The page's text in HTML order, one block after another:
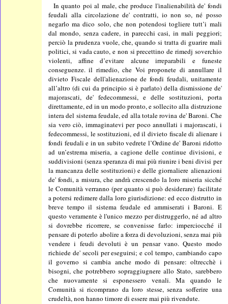
In quanto poi al male, che produce l'inalienabilità de' fondi
feudali alla circolazione de' contratti, io non so, né posso
negarlo ma dico solo, che non potendosi togliere tutt’i mali
dal mondo, senza cadere, in parecchi casi, in mali peggiori;
perciò la prudenza vuole, che, quando si tratta di guarire mali
politici, si vada cauto, e non si precettino de rimedj soverchio
violenti, affine d’evitare alcune irreparabili e funeste
conseguenze. il rimedio, che Voi proponete di annullare il
divieto Fiscale dell'alienazione de fondi feudali, unitamente
all’altro (di cui da principio si è parlato) della dismissione de'
majorascati, de' fedecommessi, e delle sostituzioni, porta
direttamente, ed in un modo pronto, e sollecito alla distruzione
intera del sistema feudale, ed alla totale rovina de' Baroni. Che
sia vero ciò, immaginatevi per poco annullati i majorascati, i
fedecommessi, le sostituzioni, ed il divieto fiscale di alienare i
fondi feudali e in un subito vedrete l’Ordine de' Baroni ridotto
ad un’estrema miseria, a cagione delle continue divisioni, e
suddivisioni (senzasperanza di mai più riunire i beni divisi per
la mancanza delle sostituzioni) e delle giornaliere alienazioni
de' fondi, a misura, che andrà crescendo la loro miseria sicché
le Comunità verranno (per quanto si può desiderare) facilitate
a potersi redimere dalla loro giurisdizione: ed ecco distrutto in
breve tempo il sistema feudale ed ammiserati i Baroni. E
questo veramente è l'unico mezzo per distruggerlo, né ad altro
si dovrebbe ricorrere, se convenisse farlo: imperciocché il
pensare di poterlo abolire a forza di devoluzioni, senza mai più
vendere i feudi devoluti è un pensar vano. Questo modo
richiede de' secoli per eseguirsi; e col tempo, cambiando capo
il governo si cambia anche modo di pensare: oltrecchè i
bisogni, che potrebbero sopraggiugnere allo Stato, sarebbero
che nuovamente si esponessero venali. Ma quando le
Comunità si ricomprano da loro stesse, senza sofferire una
crudeltà, non hanno timore di essere mai più rivendute.